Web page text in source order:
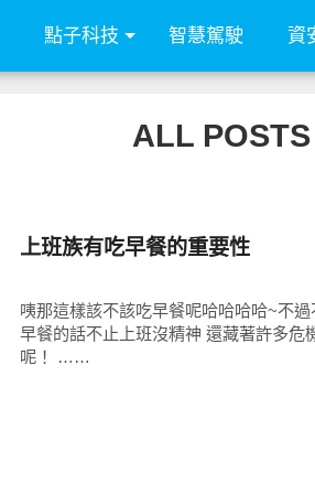
點子科技 智慧駕駛 資
ALL
上班族有吃早餐的重要性
咦那這樣該不該吃早餐呢哈哈哈哈~不過
早餐的話不止上班沒精神 還藏著許多危
呢！ ……